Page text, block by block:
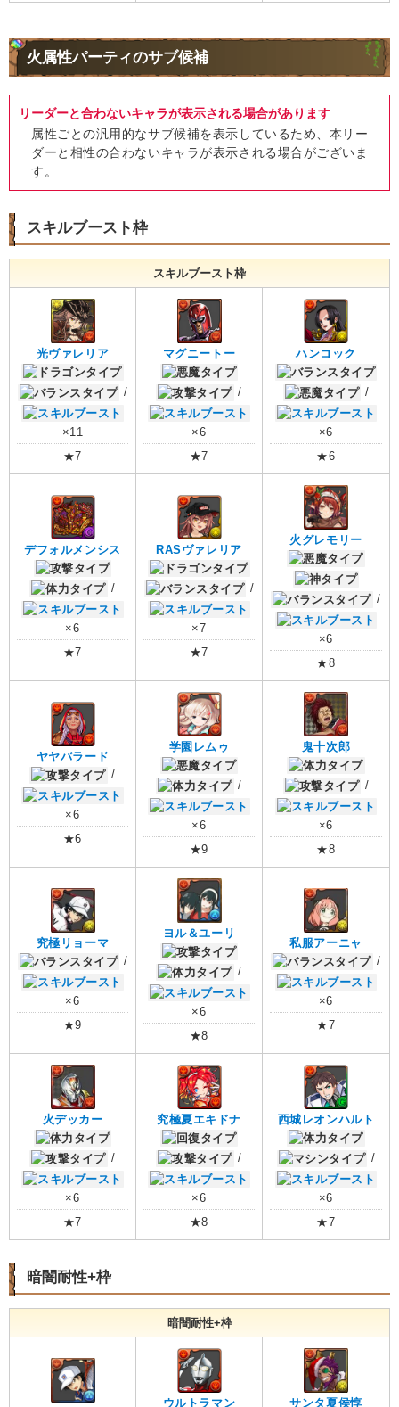
火属性パーティのサブ候補
リーダーと合わないキャラが表示される場合があります
属性ごとの汎用的なサブ候補を表示しているため、本リー
ダーと相性の合わないキャラが表示される場合がございま
す。
スキルブースト枠
スキルブースト枠
光ヴァレリア
/
×11
★7
マグニートー
/
×6
★7
ハンコック
/
×6
★6
デフォルメンシス
/
×6
★7
RASヴァレリア
/
×7
★7
火グレモリー
/
×6
★8
ヤヤバラード
/
×6
★6
学園レムゥ
/
×6
★9
鬼十次郎
/
×6
★8
究極リョーマ
/
×6
★9
ヨル＆ユーリ
/
×6
★8
私服アーニャ
/
×6
★7
火デッカー
/
×6
★7
究極夏エキドナ
/
×6
★8
西城レオンハルト
/
×6
★7
暗闇耐性+枠
暗闇耐性+枠
ウルトラマン サンタ夏侯惇